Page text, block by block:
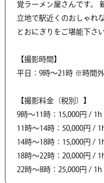
覚ラーメン屋さんです。
立地で駅近くのおしゃれ
とおにぎりをご堪能下さ
【撮影時間】
平日：9時〜21時 ※時間
【撮影料金（税別）】
9時〜11時：15,000円 / 1h
11時〜14時：50,000円 /
14時～18時：15,000円 /
18時〜22時：20,000円 /
22時〜8時：25,000円 / 1h